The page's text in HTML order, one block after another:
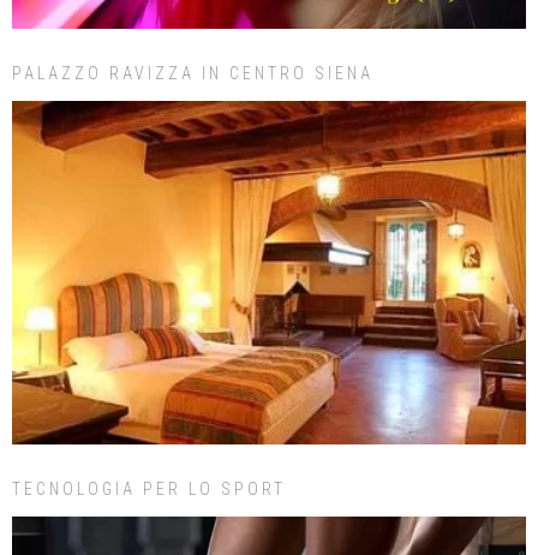
PALAZZO RAVIZZA IN CENTRO SIENA
TECNOLOGIA PER LO SPORT